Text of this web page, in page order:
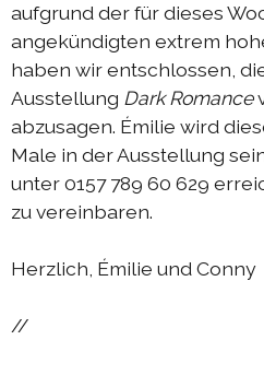
aufgrund der für dieses
angekündigten extrem
haben wir entschlossen,
Ausstellung Dark Romance
abzusagen. Émilie wird
Male in der Ausstellung
unter 0157 789 60 629
zu vereinbaren.
Herzlich, Émilie und Conny
//